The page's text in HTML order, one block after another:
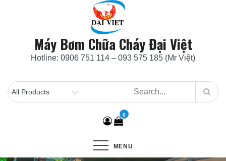
Máy Bơm Chữa Cháy Đại Việt
Hotline: 0906 751 114 – 093 575 185 (Mr Việt)
0
MENU